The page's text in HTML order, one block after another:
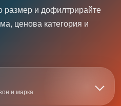
размер и дофилтрирайте
ценова категория и
и марка